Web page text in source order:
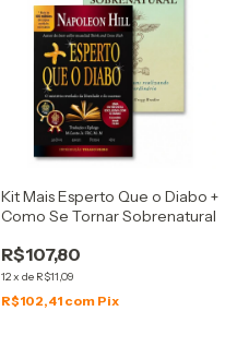
Kit Mais Esperto Que o Diabo +
Como Se Tornar Sobrenatural
R$107,80
12x de R$11,09
R$102,41 com Pix